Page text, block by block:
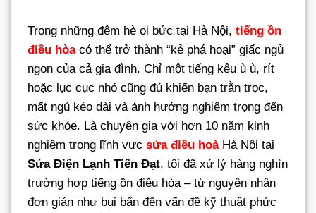
Trong những đêm hè oi bức tại Hà Nội, tiếng ồn
điều hòacó thể trở thành “kẻ phá hoại” giấc ngủ
ngon của cả gia đình. Chỉ một tiếng kêu ù ù, rít
hoặc lục cục nhỏ cũng đủ khiến bạn trằn trọc,
mất ngủ kéo dài và ảnh hưởng nghiêm trọng đến
sức khỏe. Là chuyên gia với hơn 10 năm kinh
nghiệm trong lĩnh vực sửa điều hoàHà Nội tại
Sửa Điện Lạnh Tiến Đạt, tôi đã xử lý hàng nghìn
trường hợp tiếng ồn điều hòa – từ nguyên nhân
đơn giản như bụi bẩn đến vấn đề kỹ thuật phức